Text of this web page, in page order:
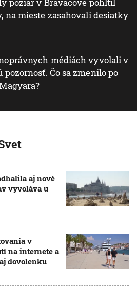
na mieste zasahovali desiatky
médiách vyvolali v
Čo sa zmenilo po
aj nové
vyvoláva u
v
na internete a
dovolenku